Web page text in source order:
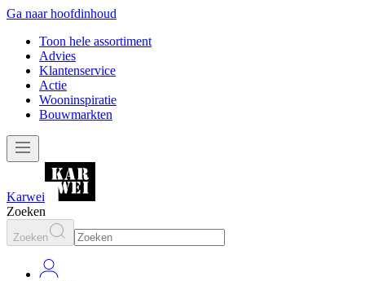
Ga naar hoofdinhoud
Toon hele assortiment
Advies
Klantenservice
Actie
Wooninspiratie
Bouwmarkten
Karwei
Zoeken
Zoeken